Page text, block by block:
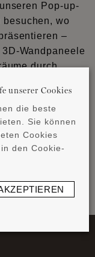
Pop-up-
wo
–
Wandpaneele
durch
unserer Cookies
die beste
Sie können
Cookies
den Cookie-